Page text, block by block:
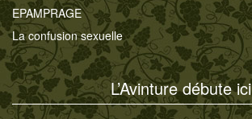
EPAMPRAGE
La confusion sexuelle
L’Avinture débute ici